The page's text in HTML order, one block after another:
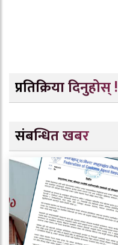
प्रतिक्रिया दिनुहोस् !
संबन्धित खबर